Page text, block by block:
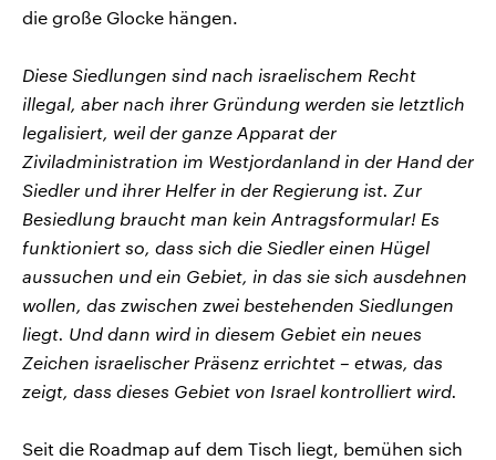
die große Glocke hängen.
Diese Siedlungen sind nach israelischem Recht
illegal, aber nach ihrer Gründung werden sie letztlich
legalisiert, weil der ganze Apparat der
Ziviladministration im Westjordanland in der Hand der
Siedler und ihrer Helfer in der Regierung ist. Zur
Besiedlung braucht man kein Antragsformular! Es
funktioniert so, dass sich die Siedler einen Hügel
aussuchen und ein Gebiet, in das sie sich ausdehnen
wollen, das zwischen zwei bestehenden Siedlungen
liegt. Und dann wird in diesem Gebiet ein neues
Zeichen israelischer Präsenz errichtet – etwas, das
zeigt, dass dieses Gebiet von Israel kontrolliert wird.
Seit die Roadmap auf dem Tisch liegt, bemühen sich